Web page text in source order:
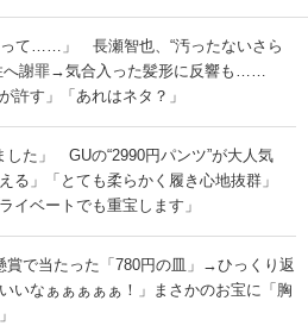
って……」 長瀬智也、“汚ったないさら
へ謝罪→気合入った髪形に反響も……
許す」「あれはネタ？」
した」 GUの“2990円パンツ”が大人気
る」「とても柔らかく履き心地抜群」
イベートでも重宝します」
賞で当たった「780円の皿」→ひっくり返
なぁぁぁぁぁ！」まさかのお宝に「胸